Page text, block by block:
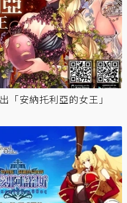
「安納托利亞的女王」